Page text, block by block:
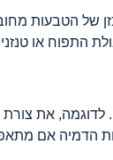
של הטבעות
התפוח או
את צורת
הדמיה אם